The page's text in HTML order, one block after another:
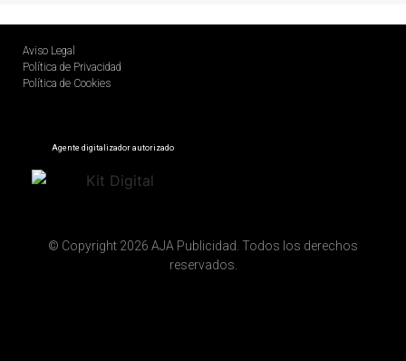
Aviso Legal
Política de Privacidad
Política de Cookies
Agente digitalizador autorizado
© Copyright 2026 AJA Publicidad. Todos los derechos
reservados.